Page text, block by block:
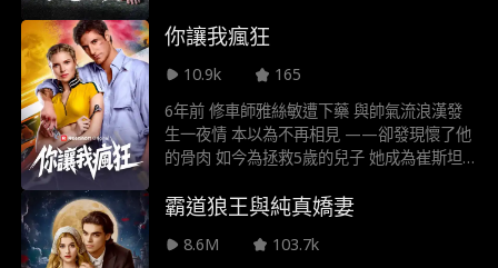
發現 愛情總來得猝不及防 熱烈且令人難以抗
你讓我瘋狂
10.9k
165
6年前 修車師雅絲敏遭下藥 與帥氣流浪漢發
生一夜情 本以為不再相見 ——卻發現懷了他
的骨肉 如今為拯救5歲的兒子 她成為崔斯坦·
長 殊不知富翁竟是兒子生父 當舊情復燃 真相
是苦尋之人
霸道狼王與純真嬌妻
8.6M
103.7k